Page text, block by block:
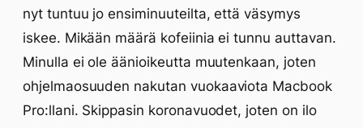
nyt tuntuu jo ensiminuuteilta, että väsymys
iskee. Mikään määrä kofeiinia ei tunnu auttavan.
Minulla ei ole äänioikeutta muutenkaan, joten
ohjelmaosuuden nakutan vuokaaviota Macbook
Pro:llani. Skippasin koronavuodet, joten on ilo